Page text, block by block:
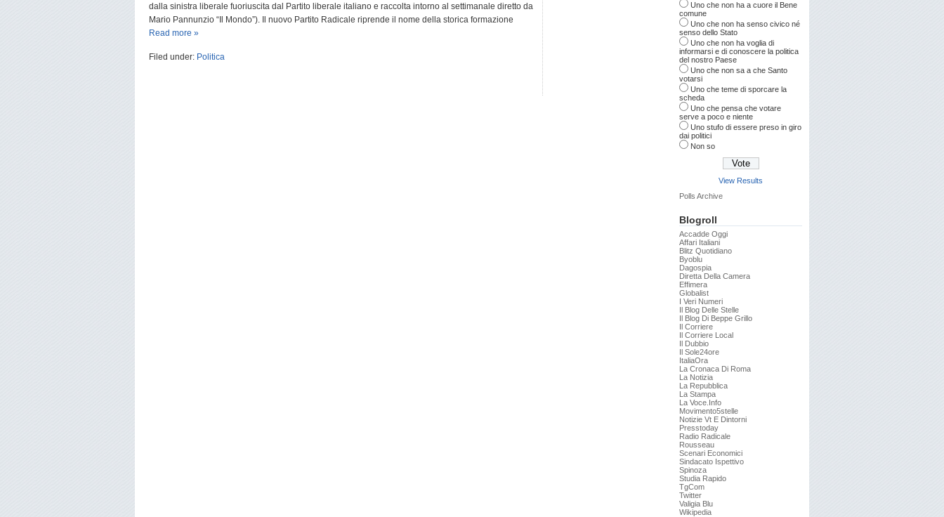
dalla sinistra liberale fuoriuscita dal Partito liberale italiano e raccolta intorno al settimanale diretto da
Mario Pannunzio “Il Mondo”). Il nuovo Partito Radicale riprende il nome della storica formazione
Read more »
Filed under: Politica
Uno che non ha a cuore il Bene
comune
Uno che non ha senso civico né
senso dello Stato
Uno che non ha voglia di
informarsi e di conoscere la politica
del nostro Paese
Uno che non sa a che Santo
votarsi
Uno che teme di sporcare la
scheda
Uno che pensa che votare
serve a poco e niente
Uno stufo di essere preso in giro
dai politici
Non so
View Results
Polls Archive
Blogroll
Accadde Oggi
Affari Italiani
Blitz Quotidiano
Byoblu
Dagospia
Diretta Della Camera
Effimera
Globalist
I Veri Numeri
Il Blog Delle Stelle
Il Blog Di Beppe Grillo
Il Corriere
Il Corriere Local
Il Dubbio
Il Sole24ore
ItaliaOra
La Cronaca Di Roma
La Notizia
La Repubblica
La Stampa
La Voce.info
Movimento5stelle
Notizie Vt E Dintorni
Presstoday
Radio Radicale
Rousseau
Scenari Economici
Sindacato Ispettivo
Spinoza
Studia Rapido
TgCom
Twitter
Valigia Blu
Wikipedia